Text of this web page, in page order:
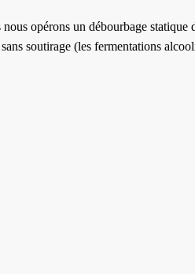
opérons un débourbage
soutirage (les fermentations